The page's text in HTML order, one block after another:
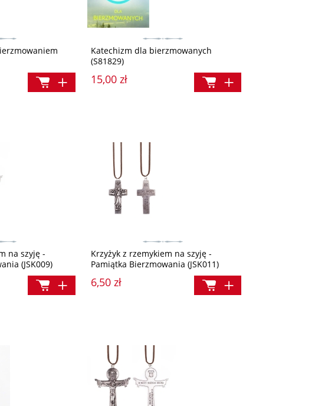
Katechizm dla bierzmowanych
(S81829)
15,00 zł
na szyję -
(JSK009)
Krzyżyk z rzemykiem na szyję -
Pamiątka Bierzmowania (JSK011)
6,50 zł